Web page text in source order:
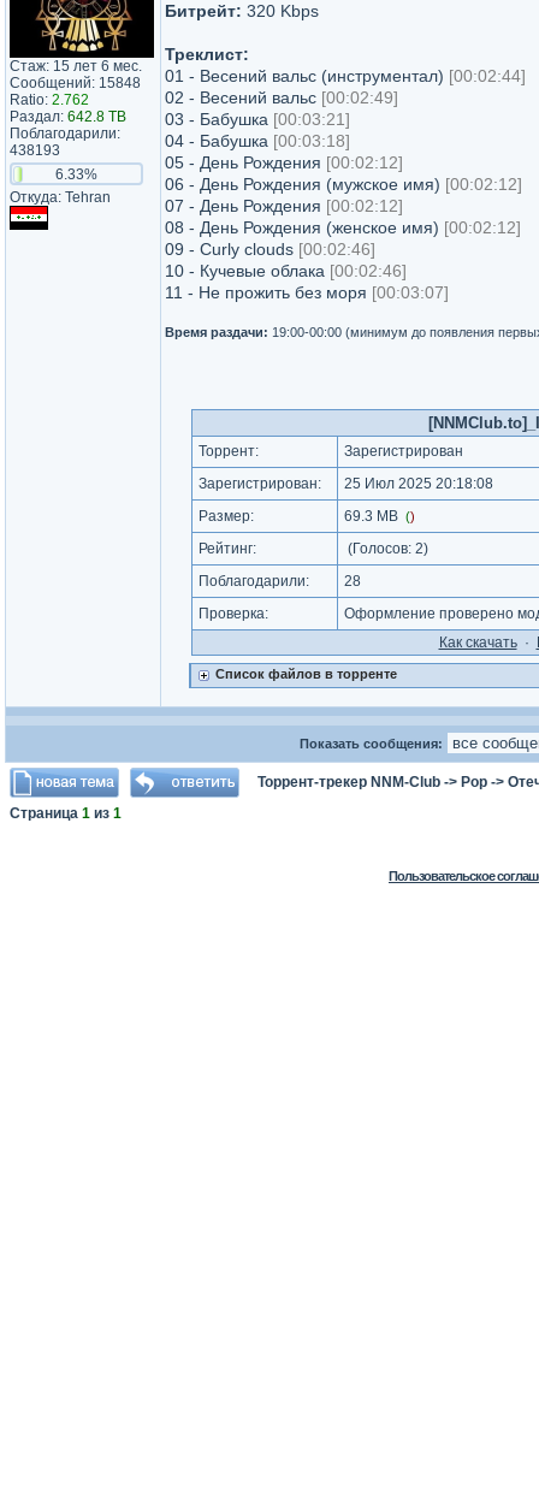
Стаж: 15 лет 6 мес.
Сообщений: 15848
Ratio: 2.762
Раздал: 642.8 TB
Поблагодарили:
438193
6.33%
Откуда: Tehran
Битрейт: 320 Kbps
Треклист:
01 - Весений вальс (инструментал) [00:02:44]
02 - Весений вальс [00:02:49]
03 - Бабушка [00:03:21]
04 - Бабушка [00:03:18]
05 - День Рождения [00:02:12]
06 - День Рождения (мужское имя) [00:02:12]
07 - День Рождения [00:02:12]
08 - День Рождения (женское имя) [00:02:12]
09 - Curly clouds [00:02:46]
10 - Кучевые облака [00:02:46]
11 - Не прожить без моря [00:03:07]
Время раздачи: 19:00-00:00 (минимум до появления
Торрент:
Зарегистрирован
Зарегистрирован:
25 Июл 2025 20:18:08
Размер:
69.3 MB ()
Рейтинг: (Голосов: 2)
Поблагодарили:
28
Проверка:
Оформление проверено
Как cкачать·
Список файлов в торренте
Показать сообщения:
Торрент-трекер NNM-Club -> Pop ->
Страница 1 из 1
Пользовательское